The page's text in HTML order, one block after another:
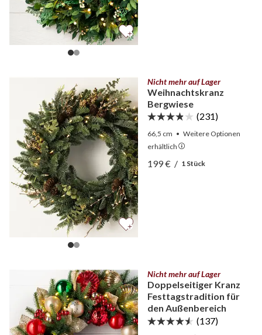
Nicht mehr auf Lager
Weihnachtskranz
Bergwiese
(231)
66,5 cm • WeitereOptionen
erhältlich
Ansicht Weihnachtskranz
Ansicht Weihnachtskranz
199 €/ 1 Stück
Nicht mehr auf Lager
Doppelseitiger Kranz
Festtagstradition für
den Außenbereich
(137)